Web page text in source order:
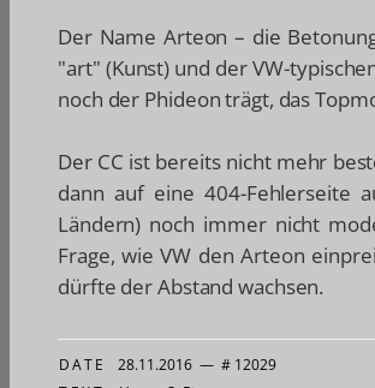
Der Name Arteon – die
"art" (Kunst) und der VW-
noch der Phideon trägt, das
Der CC ist bereits nicht mehr
dann auf eine 404-Fehlerseite
Ländern) noch immer nicht
Frage, wie VW den Arteon
dürfte der Abstand wachsen.
DATE 28.11.2016 — # 12029